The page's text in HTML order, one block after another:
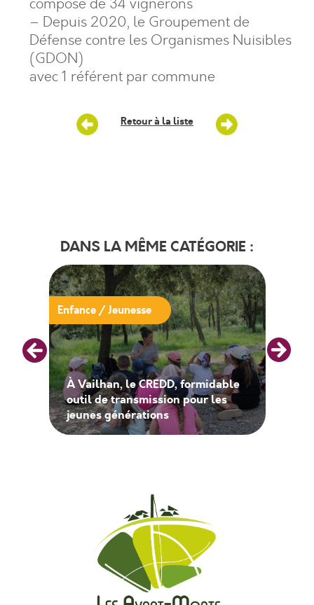
composé de 34 vignerons
– Depuis 2020, le Groupement de
Défense contre les Organismes Nuisibles
(GDON)
avec 1 référent par commune
Retour à la liste
DANS LA MÊME CATÉGORIE :
À Vailhan, le CREDD, formidable
outil de transmission pour les
jeunes générations
Enfance / Jeunesse